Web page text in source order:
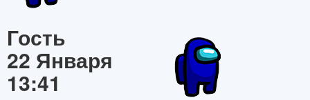
Гость
22 Января
13:41